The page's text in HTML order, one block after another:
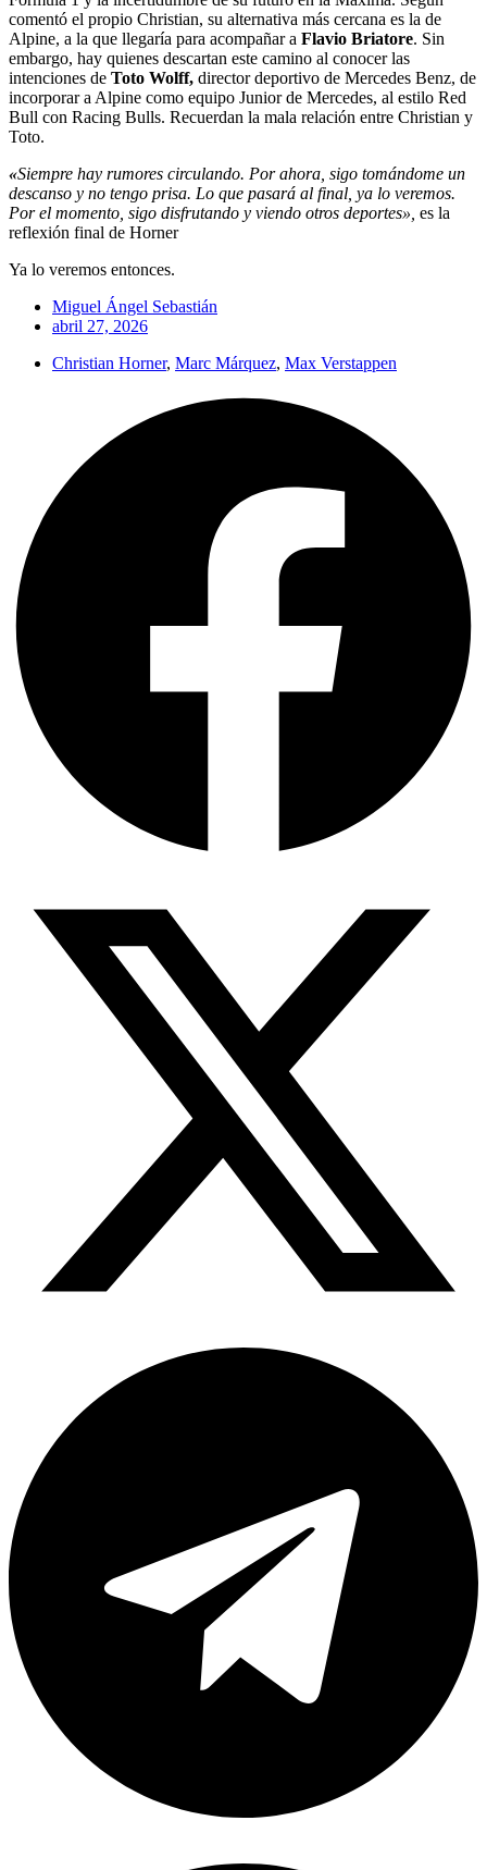
comentó el propio Christian, su alternativa más cercana es la de
Alpine, a la que llegaría para acompañar a Flavio Briatore. Sin
embargo, hay quienes descartan este camino al conocer las
intenciones de Toto Wolff, director deportivo de Mercedes Benz, de
incorporar a Alpine como equipo Junior de Mercedes, al estilo Red
Bull con Racing Bulls. Recuerdan la mala relación entre Christian y
Toto.
«Siempre hay rumores circulando. Por ahora, sigo tomándome un
descanso y no tengo prisa. Lo que pasará al final, ya lo veremos.
Por el momento, sigo disfrutando y viendo otros deportes», es la
reflexión final de Horner
Ya lo veremos entonces.
Miguel Ángel Sebastián
abril 27, 2026
Christian Horner, Marc Márquez, Max Verstappen